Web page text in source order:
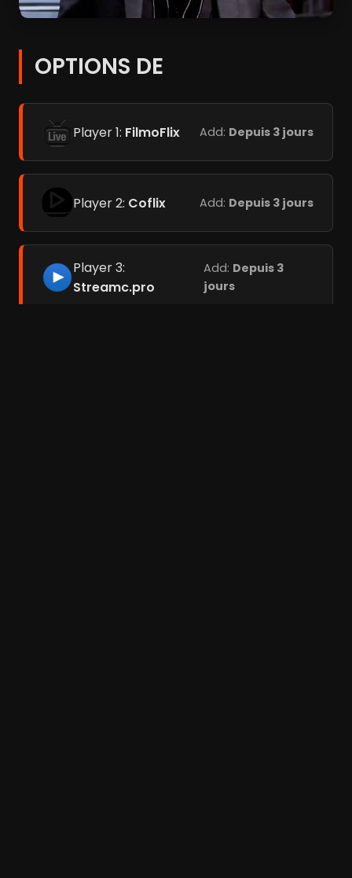
OPTIONS DE
Player 1: FilmoFlix Add: Depuis 3 jours
Player 2: Coflix Add: Depuis 3 jours
Player 3:
Streamc.pro
Add: Depuis 3
jours